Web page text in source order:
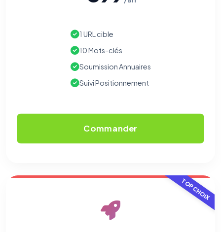
1 URL cible
10 Mots-clés
Soumission Annuaires
Suivi Positionnement
Commander
TOP CHOIX